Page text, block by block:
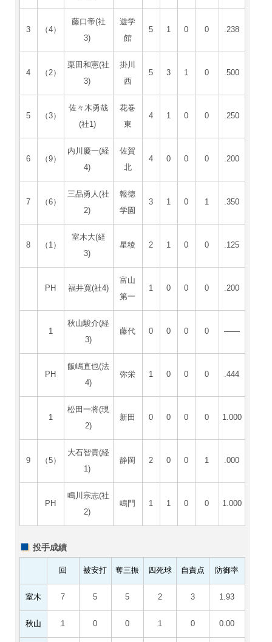
3 （4）
藤口帝(社
3)
遊学
館
5 1 0 0 .238
4 （2）
栗田和憲(社
3)
掛川
西
5 3 1 0 .500
5 （3）
佐々木勇哉
(社1)
花巻
東
4 1 0 0 .250
6 （9）
内川慶一(経
4)
佐賀
北
4 0 0 0 .200
7 （6）
三品勇人(社
2)
報徳
学園
3 1 0 1 .350
8 （1）
室木大(経
3)
星稜 2 1 0 0 .125
PH 福井寛(社4)
富山
第一
1 0 0 0 .200
1
秋山駿介(経
3)
藤代 0 0 0 0 ――
PH
飯嶋直也(法
4)
弥栄 1 0 0 0 .444
1
松田一将(現
2)
新田 0 0 0 0 1.000
9 （5）
大石智貴(経
1)
静岡 2 0 0 1 .000
PH
鳴川宗志(社
2)
鳴門 1 1 0 0 1.000
投手成績
回 被安打 奪三振 四死球 自責点 防御率
室木 7 5 5 2 3 1.93
秋山 1 0 0 1 0 0.00